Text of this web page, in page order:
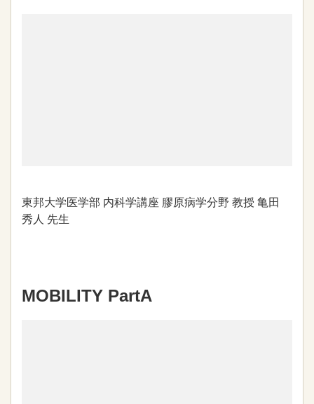
東邦大学医学部 内科学講座 膠原病学分野 教授 亀田
秀人 先生
MOBILITY PartA